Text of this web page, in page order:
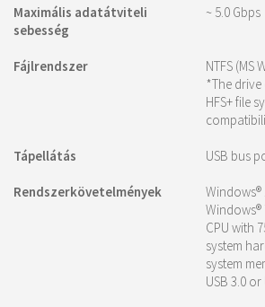
Maximális adatátviteli
sebesség
~ 5.0 Gbps
Fájlrendszer
NTFS (MS
*The
HFS+ file
Tápellátás USB bus
Rendszerkövetelmények
Windows®
Windows®
CPU with
system
system
USB 3.0 or